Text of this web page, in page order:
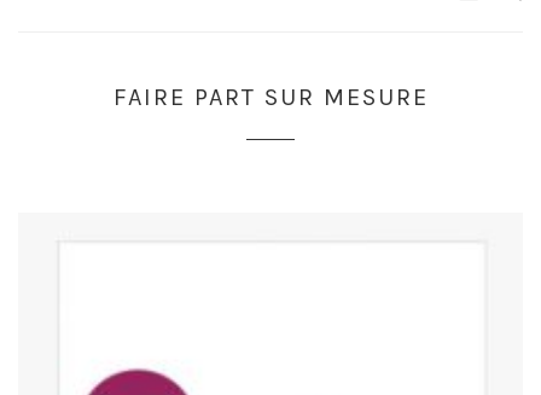
FAIRE PART SUR MESURE